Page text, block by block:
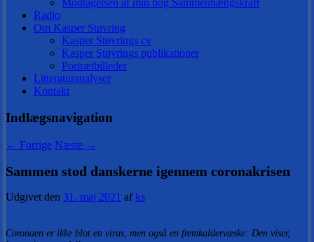
Radio
Om Kasper Støvring
Kasper Støvrings cv
Kasper Støvrings publikationer
Portrætbilleder
Litteraturanalyser
Kontakt
Indlægsnavigation
← Forrige Næste →
Sammen stod danskerne igennem coronakrisen
Udgivet den 31. maj 2021 af ks
Coronaen er ikke blot en virus, men også en fremkaldervæske: Den viser,